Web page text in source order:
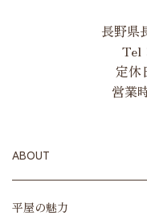
長野県
Tel
定休
営業
ABOUT
平屋の魅力